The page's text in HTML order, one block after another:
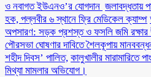
ও নবাগত ইউএনও’র যোগদান ‎ জলাবদ্ধতায়
হক, পল্লবীর ৬ স্থানে ফ্রি মেডিকেল ক্যাম্প
অপসারণ: সড়ক প্রশস্ত ও ফসলি জমি রক্ষার
পৌরসভা ঘোষণার দাবিতে শৈলকূপায়
শহীদ দিবস’ পালিত, কালুখালীর মারামারিতে
মিথ্যা মামলার অভিযোগ।